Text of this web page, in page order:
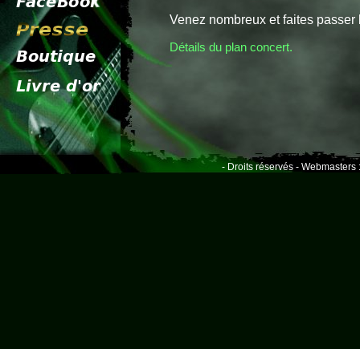
Venez nombreux et faites passer
Détails du plan concert.
- Droits réservés - Webmasters